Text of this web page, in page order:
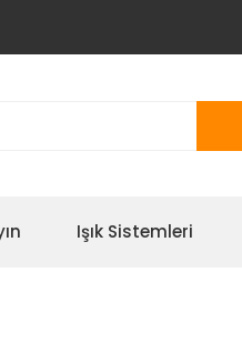
Işık Sistemleri